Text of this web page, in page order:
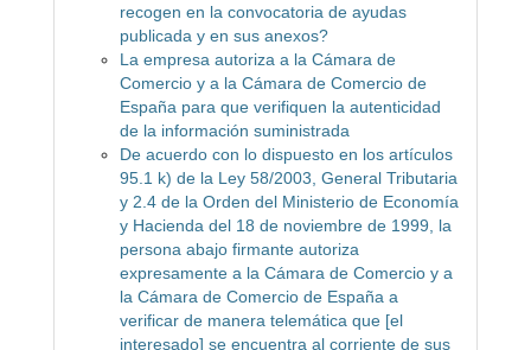
recogen en la convocatoria de ayudas
publicada y en sus anexos?
La empresa autoriza a la Cámara de
Comercio y a la Cámara de Comercio de
España para que verifiquen la autenticidad
de la información suministrada
De acuerdo con lo dispuesto en los artículos
95.1 k) de la Ley 58/2003, General Tributaria
y 2.4 de la Orden del Ministerio de Economía
y Hacienda del 18 de noviembre de 1999, la
persona abajo firmante autoriza
expresamente a la Cámara de Comercio y a
la Cámara de Comercio de España a
verificar de manera telemática que [el
interesado] se encuentra al corriente de sus